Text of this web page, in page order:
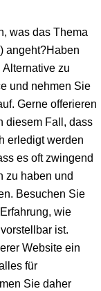
was das Thema
angeht?Haben
zu
und nehmen Sie
Gerne offerieren
diesem Fall, dass
erledigt werden
es oft zwingend
zu haben und
Besuchen Sie
wie
ist.
Website ein
für
Sie daher